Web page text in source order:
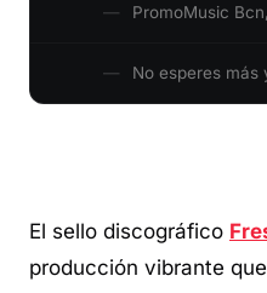
PromoMusic
No esperes más
El sello discográfico
producción vibrante